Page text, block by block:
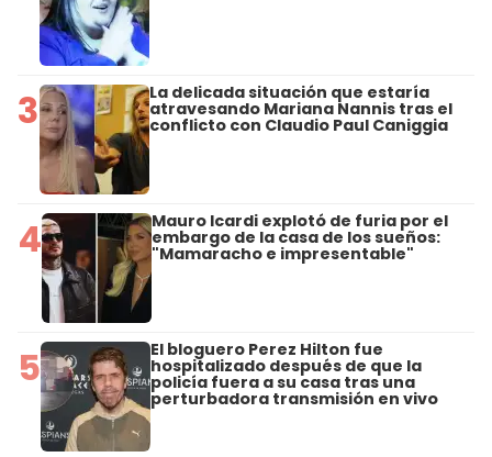
3 La delicada situación que estaría
atravesando Mariana Nannis tras el
conflicto con Claudio Paul Caniggia
4 Mauro Icardi explotó de furia por el
embargo de la casa de los sueños:
"Mamaracho e impresentable"
5 El bloguero Perez Hilton fue
hospitalizado después de que la
policía fuera a su casa tras una
perturbadora transmisión en vivo